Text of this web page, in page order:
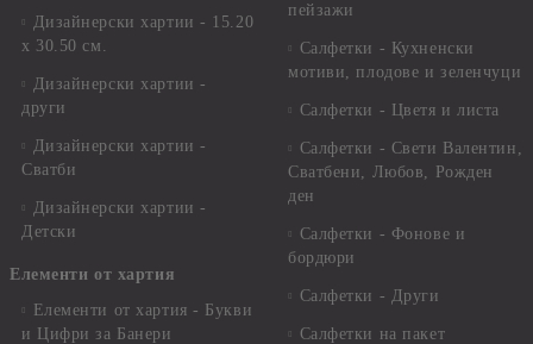
Дизайнерски хартии - 15.20
x 30.50 см.
Дизайнерски хартии -
други
Дизайнерски хартии -
Сватби
Дизайнерски хартии -
Детски
Елементи от хартия
Елементи от хартия - Букви
и Цифри за Банери
пейзажи
Салфетки - Кухненски
мотиви, плодове и зеленчуци
Салфетки - Цветя и листа
Салфетки - Свети Валентин,
Сватбени, Любов, Рожден
ден
Салфетки - Фонове и
бордюри
Салфетки - Други
Салфетки на пакет